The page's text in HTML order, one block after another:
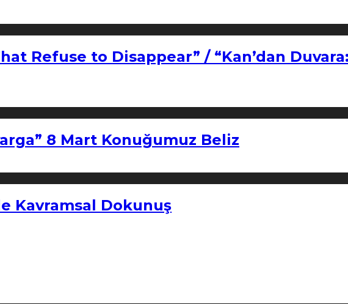
Refuse to Disappear” / “Kan’dan
8 Mart Konuğumuz Beliz
Kavramsal Dokunuş